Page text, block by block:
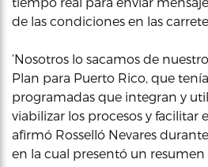
de las condiciones en las
‘Nosotros lo sacamos de
Plan para Puerto Rico, que
programadas que integran y
viabilizar los procesos y facilitar
afirmó Rosselló Nevares
en la cual presentó un resumen